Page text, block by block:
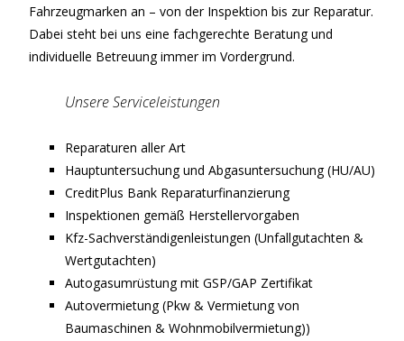
Fahrzeugmarken an – von der Inspektion bis zur Reparatur.
Dabei steht bei uns eine fachgerechte Beratung und
individuelle Betreuung immer im Vordergrund.
Unsere Serviceleistungen
Reparaturen aller Art
Hauptuntersuchung und Abgasuntersuchung (HU/AU)
CreditPlus Bank Reparaturfinanzierung
Inspektionen gemäß Herstellervorgaben
Kfz-Sachverständigenleistungen (Unfallgutachten &
Wertgutachten)
Autogasumrüstung mit GSP/GAP Zertifikat
Autovermietung (Pkw & Vermietung von
Baumaschinen & Wohnmobilvermietung))